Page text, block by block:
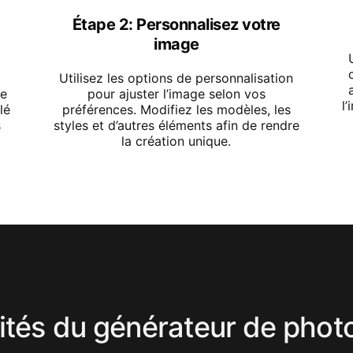
Étape 2: Personnalisez votre
image
Utilisez les options de personnalisation
pour ajuster l’image selon vos
préférences. Modifiez les modèles, les
styles et d’autres éléments afin de rendre
la création unique.
du générateur de